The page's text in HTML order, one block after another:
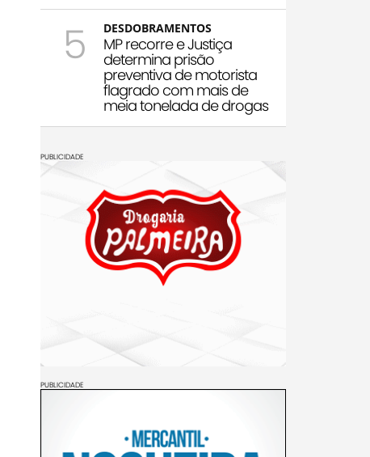
5 DESDOBRAMENTOS
MP recorre e Justiça
determina prisão
preventiva de motorista
flagrado com mais de
meia tonelada de drogas
PUBLICIDADE
PUBLICIDADE